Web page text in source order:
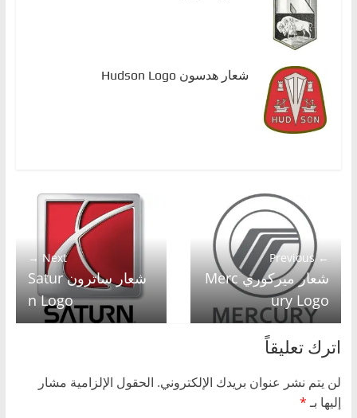
شعار هدسون Hudson Logo
← Previous
شعار ميركوري Merc
ury Logo
Next →
شعار ساترون Satur
n Logo
اترك تعليقاً
لن يتم نشر عنوان بريدك الإلكتروني. الحقول الإلزامية مشار
إليها بـ*